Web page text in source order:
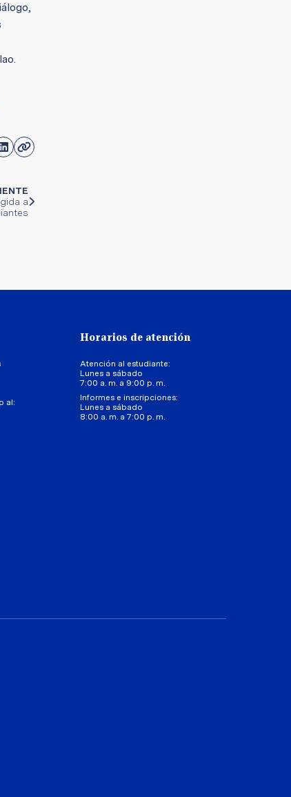
a
al:
Horarios de atención
Atención al estudiante:
Lunes a sábado
7:00 a. m. a 9:00 p. m.
Informes e inscripciones:
Lunes a sábado
8:00 a. m. a 7:00 p. m.